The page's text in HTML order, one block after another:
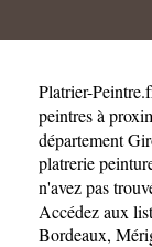
Platrier-
peintres à
département
platrerie
n'avez pas
Accédez aux
Bordeaux,